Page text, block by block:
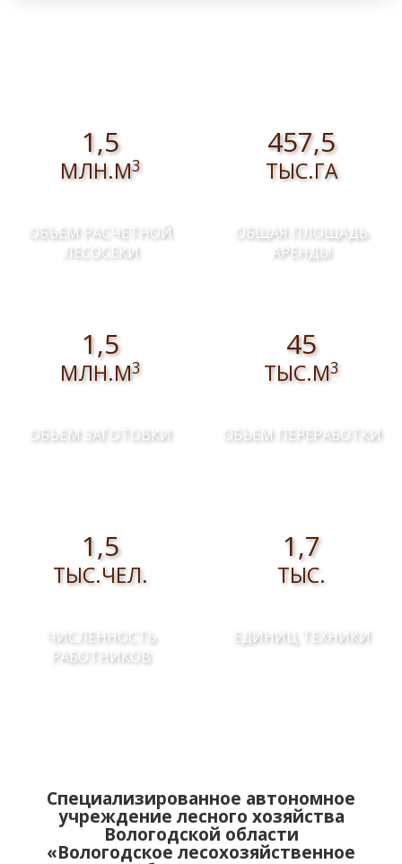
1,5
МЛН.М3
ОБЪЕМ РАСЧЕТНОЙ
ЛЕСОСЕКИ
457,5
ТЫС.ГА
ОБЩАЯ ПЛОЩАДЬ
АРЕНДЫ
1,5
МЛН.М3
ОБЪЕМ ЗАГОТОВКИ
45
ТЫС.М3
ОБЪЕМ ПЕРЕРАБОТКИ
1,5
ТЫС.ЧЕЛ.
ЧИСЛЕННОСТЬ
РАБОТНИКОВ
1,7
ТЫС.
ЕДИНИЦ ТЕХНИКИ
Специализированное автономное
учреждение лесного хозяйства
Вологодской области
«Вологодское лесохозяйственное